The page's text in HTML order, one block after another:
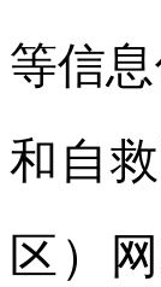
等信
和自
区）